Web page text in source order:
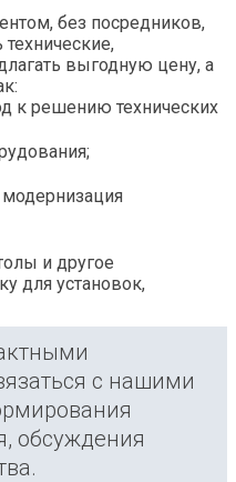
без посредников,
выгодную цену, а
к решению технических
и другое
для установок,
с нашими
обсуждения